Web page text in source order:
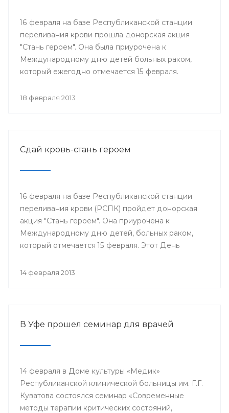
16 февраля на базе Республиканской станции
переливания крови прошла донорская акция
"Стань героем". Она была приурочена к
Международному дню детей больных раком,
который ежегодно отмечается 15 февраля.
18 февраля 2013
Сдай кровь-стань героем
16 февраля на базе Республиканской станции
переливания крови (РСПК) пройдет донорская
акция "Стань героем". Она приурочена к
Международному дню детей, больных раком,
который отмечается 15 февраля. Этот День
патронатом Международного общества детских
14 февраля 2013
В Уфе прошел семинар для врачей
14 февраля в Доме культуры «Медик»
Республиканской клинической больницы им. Г.Г.
Куватова состоялся семинар «Современные
методы терапии критических состояний,